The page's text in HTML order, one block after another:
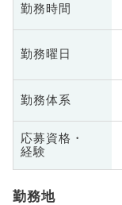
勤務時間
勤務曜日
勤務体系
応募資格・
経験
勤務地